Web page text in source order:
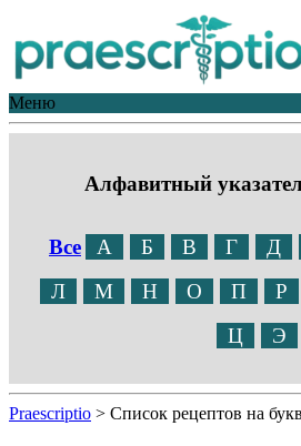
Меню
Алфавитный
Все А Б В Г Д
Л
М Н О П Р
Ц
Э
Praescriptio > Список рецептов на